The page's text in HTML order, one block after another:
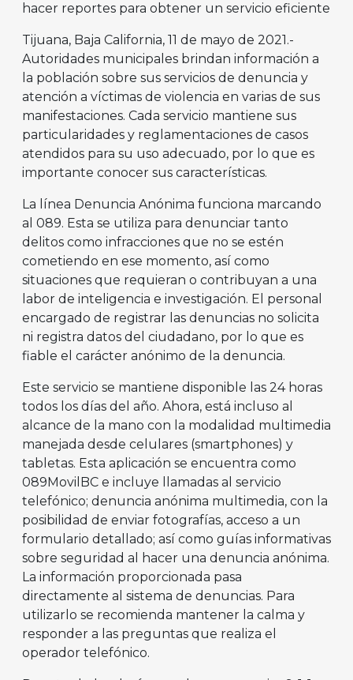
hacer reportes para obtener un servicio eficiente
Tijuana, Baja California, 11 de mayo de 2021.-
Autoridades municipales brindan información a
la población sobre sus servicios de denuncia y
atención a víctimas de violencia en varias de sus
manifestaciones. Cada servicio mantiene sus
particularidades y reglamentaciones de casos
atendidos para su uso adecuado, por lo que es
importante conocer sus características.
La línea Denuncia Anónima funciona marcando
al 089. Esta se utiliza para denunciar tanto
delitos como infracciones que no se estén
cometiendo en ese momento, así como
situaciones que requieran o contribuyan a una
labor de inteligencia e investigación. El personal
encargado de registrar las denuncias no solicita
ni registra datos del ciudadano, por lo que es
fiable el carácter anónimo de la denuncia.
Este servicio se mantiene disponible las 24 horas
todos los días del año. Ahora, está incluso al
alcance de la mano con la modalidad multimedia
manejada desde celulares (smartphones) y
tabletas. Esta aplicación se encuentra como
089MovilBC e incluye llamadas al servicio
telefónico; denuncia anónima multimedia, con la
posibilidad de enviar fotografías, acceso a un
formulario detallado; así como guías informativas
sobre seguridad al hacer una denuncia anónima.
La información proporcionada pasa
directamente al sistema de denuncias. Para
utilizarlo se recomienda mantener la calma y
responder a las preguntas que realiza el
operador telefónico.